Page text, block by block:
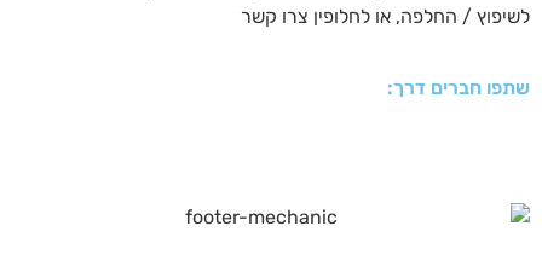
לשיפוץ / החלפה, או לחלופין צרו קשר
שתפו חברים דרך: